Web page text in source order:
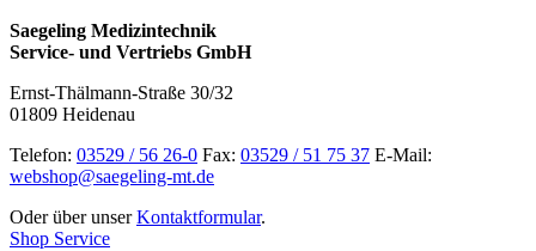
Saegeling Medizintechnik
Service- und Vertriebs GmbH
Ernst-Thälmann-Straße 30/32
01809 Heidenau
Telefon: 03529 / 56 26-0 Fax: 03529 / 51 75 37 E-Mail:
webshop@saegeling-mt.de
Oder über unserKontaktformular.
Shop Service